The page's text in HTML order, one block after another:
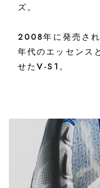
ズ。
2008年に発売さ
年代のエッセンス
せたV-S1。